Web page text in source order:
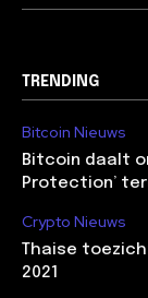
TRENDING
Bitcoin Nieuws
Bitcoin daalt
Protection’
Crypto Nieuws
Thaise
2021